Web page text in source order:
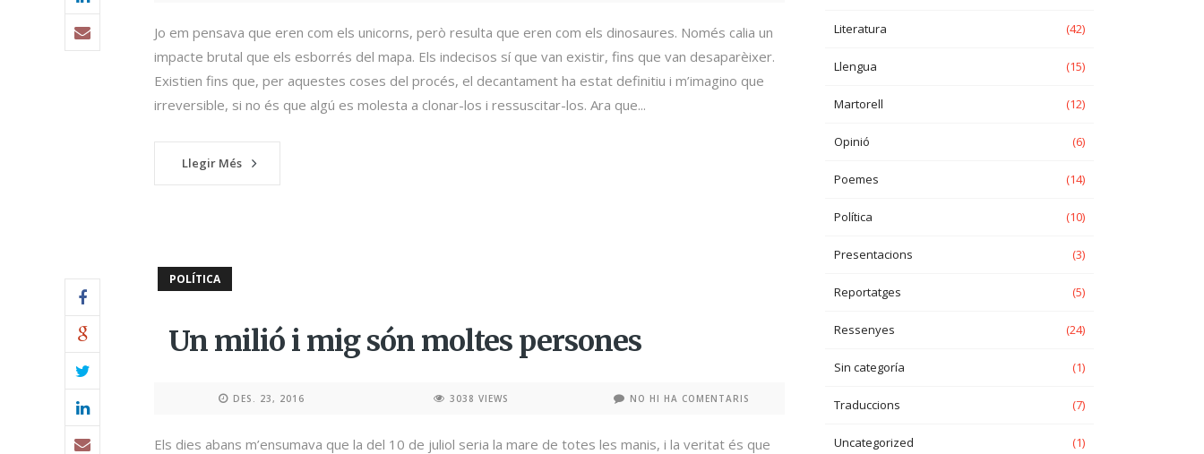
Jo em pensava que eren com els unicorns, però resulta que eren com els dinosaures. Només calia un
impacte brutal que els esborrés del mapa. Els indecisos sí que van existir, fins que van desaparèixer.
Existien fins que, per aquestes coses del procés, el decantament ha estat definitiu i m’imagino que
irreversible, si no és que algú es molesta a clonar-los i ressuscitar-los. Ara que...
Llegir Més
POLÍTICA
Un milió i mig són moltes persones
DES. 23, 2016 3038 VIEWS NO HI HA COMENTARIS
Els dies abans m’ensumava que la del 10 de juliol seria la mare de totes les manis, i la veritat és que
Literatura (42)
Llengua (15)
Martorell (12)
Opinió (6)
Poemes (14)
Política (10)
Presentacions (3)
Reportatges (5)
Ressenyes (24)
Sin categoría (1)
Traduccions (7)
Uncategorized (1)